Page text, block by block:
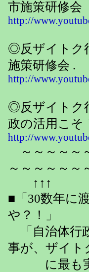
市施策研修会
http://
◎反ザイトク
施策研修会 .
http://
◎反ザイトク
政の活用こそ
http://
～～～～～
～～～～～～
↑↑↑
■「30数年に
や？！」
「自治体行
事が、ザイト
に最も実